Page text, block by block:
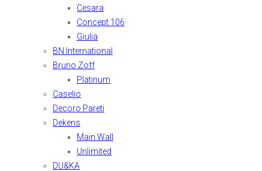
Cesara
Concept 106
Giulia
BN International
Bruno Zoff
Platinum
Caselio
Decoro Pareti
Dekens
Main Wall
Unlimited
DU&KA